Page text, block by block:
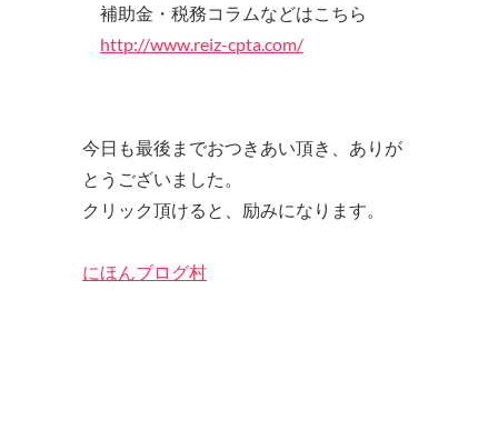
補助金・税務コラムなどはこちら
http://www.reiz-cpta.com/
今日も最後までおつきあい頂き、ありが
とうございました。
クリック頂けると、励みになります。
にほんブログ村